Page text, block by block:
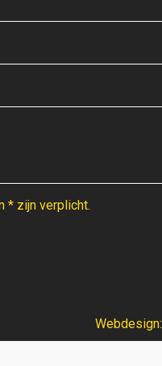
* zijn verplicht.
Webdesign: